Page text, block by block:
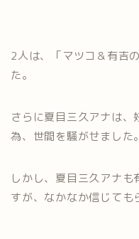
2人は、「マツコ＆有吉
た。
さらに夏目三久アナは
為、世間を騒がせました。
しかし、夏目三久アナ
すが、なかなか信じても